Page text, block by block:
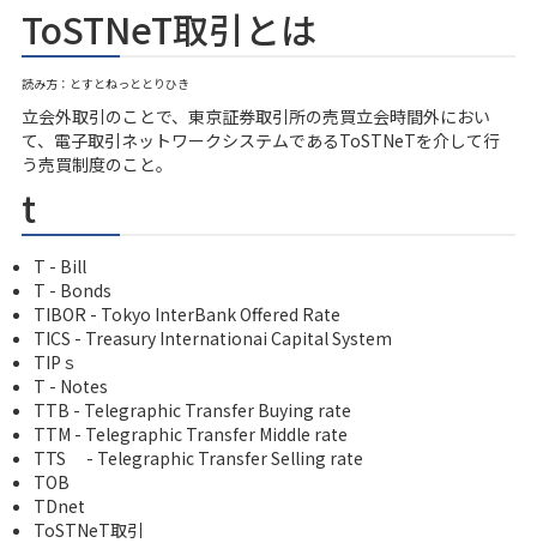
ToSTNeT取引とは
読み方：とすとねっととりひき
立会外取引のことで、東京証券取引所の売買立会時間外におい
て、電子取引ネットワークシステムであるToSTNeTを介して行
う売買制度のこと。
t
T - Bill
T - Bonds
TIBOR - Tokyo InterBank Offered Rate
TICS - Treasury Internationai Capital System
TIPｓ
T - Notes
TTB - Telegraphic Transfer Buying rate
TTM - Telegraphic Transfer Middle rate
TTS - Telegraphic Transfer Selling rate
TOB
TDnet
ToSTNeT取引